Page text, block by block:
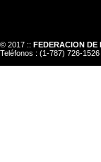
© 2017 :: FEDERACION DE
Teléfonos : (1-787) 726-